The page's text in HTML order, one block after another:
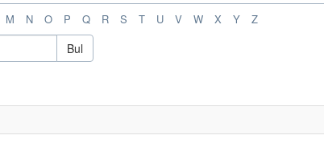
M N O P Q R S T U V W X Y Z
Bul